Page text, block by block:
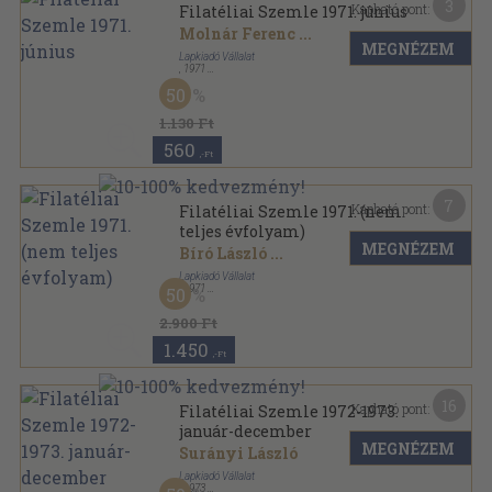
Filatéliai Szemle 1971. június
Molnár Ferenc ...
Lapkiadó Vállalat
1971
Tűzött kötés
Filatéliai Szemle sorozat
1.130 Ft
50
560 ,-Ft
Kapható pont:
MEGNÉZEM
Filatéliai Szemle 1971. (nem
teljes évfolyam)
Bíró László ...
Lapkiadó Vállalat
, 1971
Tűzött kötés
Filatéliai Szemle sorozat
2.900 Ft
50
1.450 ,-Ft
Kapható pont:
MEGNÉZEM
Filatéliai Szemle 1972-1973.
január-december
Surányi László
Lapkiadó Vállalat
, 1973
Kapható pont:
MEGNÉZEM